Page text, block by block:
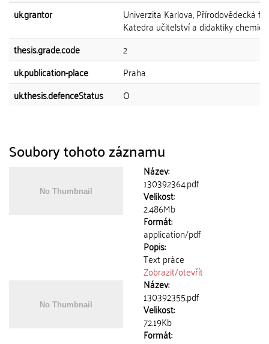
uk.grantor
Univerzita Karlova, Přírodovědecká
Katedra učitelství a didaktiky chemie
thesis.grade.code
2
uk.publication-place
Praha
uk.thesis.defenceStatus
O
Soubory tohoto záznamu
Název:
130392364.pdf
Velikost:
2.486Mb
Formát:
application/pdf
Popis:
Text práce
Zobrazit/otevřít
Název:
130392355.pdf
Velikost:
72.19Kb
Formát: